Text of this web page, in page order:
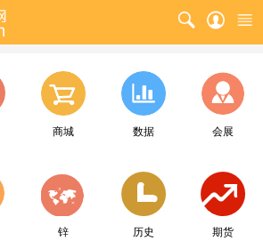
商城 数据 会展
锌 历史 期货